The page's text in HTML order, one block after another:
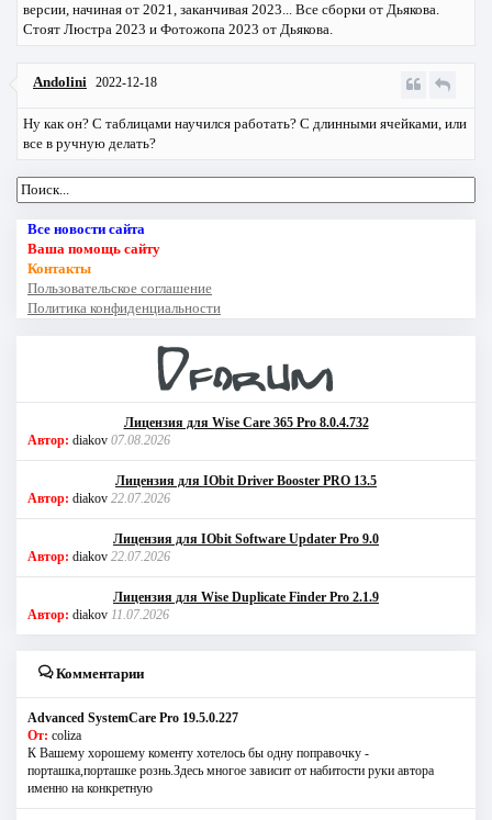
версии, начиная от 2021, заканчивая 2023... Все сборки от Дьякова.
Стоят Люстра 2023 и Фотожопа 2023 от Дьякова.
Andolini 2022-12-18
Ну как он? С таблицами научился работать? С длинными ячейками, или
все в ручную делать?
Все новости сайта
Ваша помощь сайту
Контакты
Пользовательское соглашение
Политика конфиденциальности
Лицензия для Wise Care 365 Pro 8.0.4.732
Автор: diakov 07.08.2026
Лицензия для IObit Driver Booster PRO 13.5
Автор: diakov 22.07.2026
Лицензия для IObit Software Updater Pro 9.0
Автор: diakov 22.07.2026
Лицензия для Wise Duplicate Finder Pro 2.1.9
Автор: diakov 11.07.2026
Комментарии
Advanced SystemCare Pro 19.5.0.227
От: coliza
К Вашему хорошему коменту хотелось бы одну поправочку -
порташка,порташке рознь.Здесь многое зависит от набитости руки автора
именно на конкретную